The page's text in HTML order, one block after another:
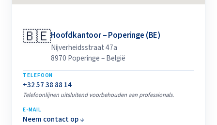
🇧🇪Hoofdkantoor – Poperinge (BE)
Nijverheidsstraat 47a
8970 Poperinge – België
TELEFOON
+32 57 38 88 14
Telefoonlijnen uitsluitend voorbehouden aan professionals.
E-MAIL
Neem contact op ↓